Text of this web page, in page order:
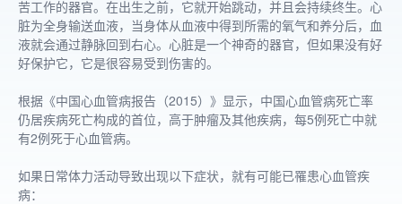
苦工作的器官。在出生之前，它就开始跳动，并且会持续终生。心
脏为全身输送血液，当身体从血液中得到所需的氧气和养分后，血
液就会通过静脉回到右心。心脏是一个神奇的器官，但如果没有好
好保护它，它是很容易受到伤害的。
根据《中国心血管病报告（2015）》显示，中国心血管病死亡率
仍居疾病死亡构成的首位，高于肿瘤及其他疾病，每5例死亡中就
有2例死于心血管病。
如果日常体力活动导致出现以下症状，就有可能已罹患心血管疾
病：